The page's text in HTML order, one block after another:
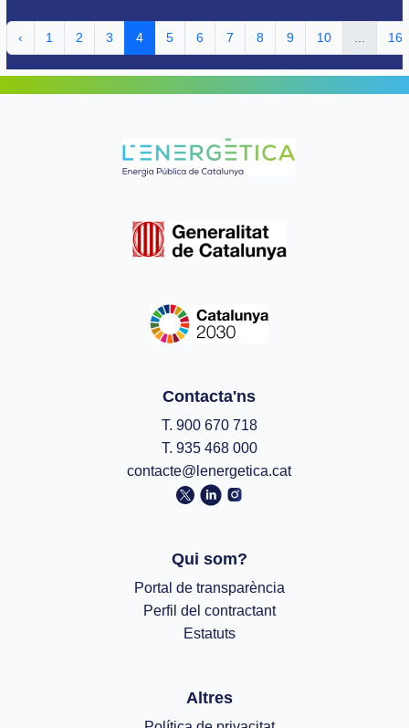
‹ 1 2 3 4 5 6 7 8 9 10 16
Contacta'ns
T. 900 670 718
T. 935 468 000
contacte@lenergetica.cat
Qui som?
Portal de transparència
Perfil del contractant
Estatuts
Altres